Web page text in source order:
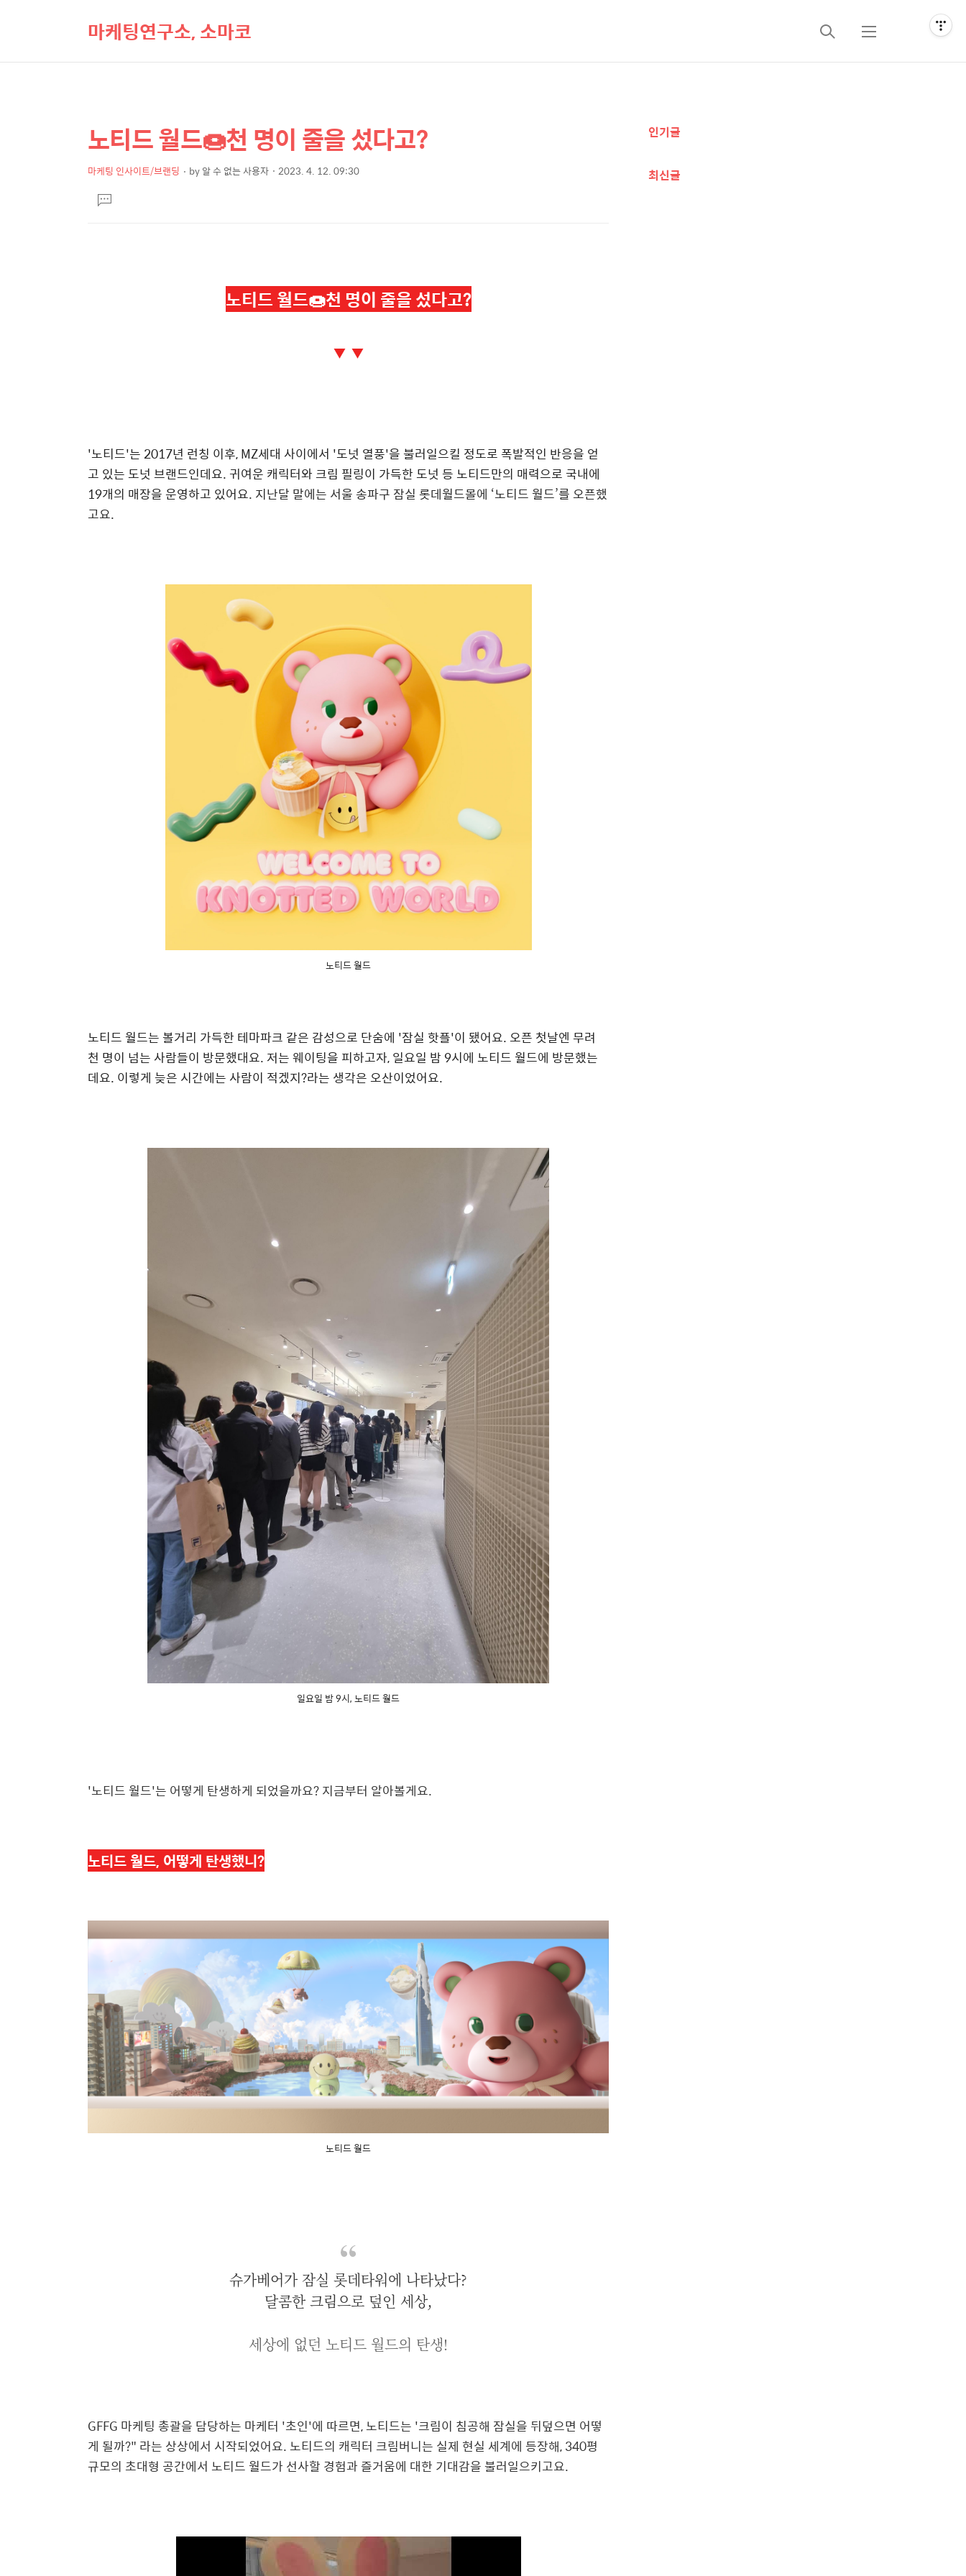
마케팅연구소, 소마코
검
메
상
세
컨
텐
본
문
제
노티드 월드🍩천 명이 줄을 섰다고?
마케팅 인사이트/브랜딩 by알 수 없는 사용자 2023. 4. 12. 09:30
문댓
글
노티드 월드🍩천 명이 줄을 섰다고?
▼ ▼
'노티드'는 2017년 런칭 이후, MZ세대 사이에서 '도넛 열풍'을 불러일으킬 정도로 폭발적인 반응을 얻
고 있는 도넛 브랜드인데요. 귀여운 캐릭터와 크림 필링이 가득한 도넛 등 노티드만의 매력으로 국내에
19개의 매장을 운영하고 있어요. 지난달 말에는 서울 송파구 잠실 롯데월드몰에 ‘노티드 월드’를 오픈했
고요.
노티드 월드
노티드 월드는 볼거리 가득한 테마파크 같은 감성으로 단숨에 '잠실 핫플'이 됐어요. 오픈 첫날엔 무려
천 명이 넘는 사람들이 방문했대요. 저는 웨이팅을 피하고자, 일요일 밤 9시에 노티드 월드에 방문했는
데요. 이렇게 늦은 시간에는 사람이 적겠지?라는 생각은 오산이었어요.
일요일 밤 9시, 노티드 월드
'노티드 월드'는 어떻게 탄생하게 되었을까요? 지금부터 알아볼게요.
노티드 월드, 어떻게 탄생했니?
노티드 월드
슈가베어가 잠실 롯데타워에 나타났다?
달콤한 크림으로 덮인 세상,
세상에 없던 노티드 월드의 탄생!
GFFG 마케팅 총괄을 담당하는 마케터 '초인'에 따르면, 노티드는 '크림이 침공해 잠실을 뒤덮으면 어떻
게 될까?" 라는 상상에서 시작되었어요. 노티드의 캐릭터 크림버니는 실제 현실 세계에 등장해,340평
규모의 초대형 공간에서 노티드 월드가 선사할 경험과 즐거움에 대한 기대감을 불러일으키고요.
추
정
인기글
최신글